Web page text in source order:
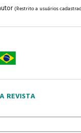
(Restrito a usuários
REVISTA